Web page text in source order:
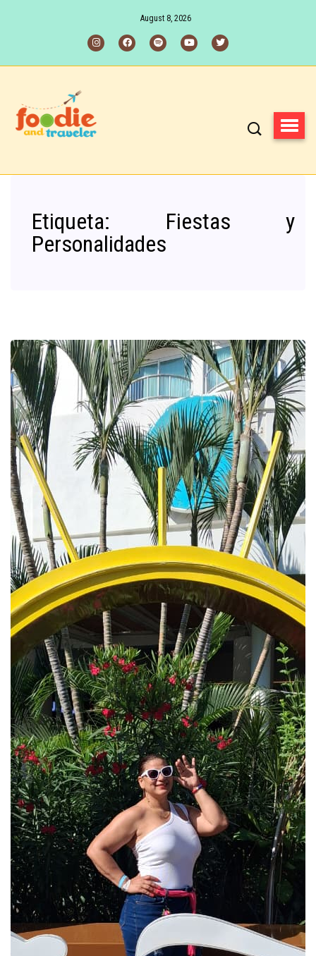
August 8, 2026
Etiqueta: Fiestas y
Personalidades